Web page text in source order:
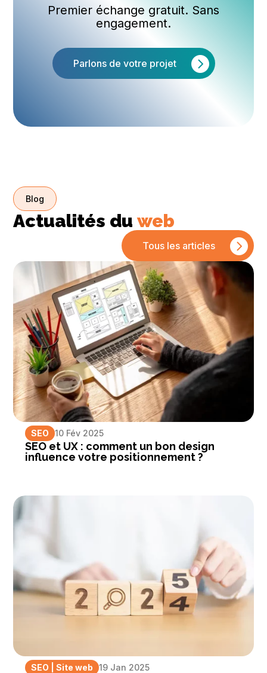
Premier échange gratuit. Sans
engagement.
Parlons de votre projet
Blog
Actualités du web
Tous les articles
SEO 10 Fév 2025
SEO et UX : comment un bon design
influence votre positionnement ?
SEO |Site web 19 Jan 2025